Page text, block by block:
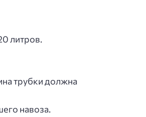
литров.
трубки должна
навоза.